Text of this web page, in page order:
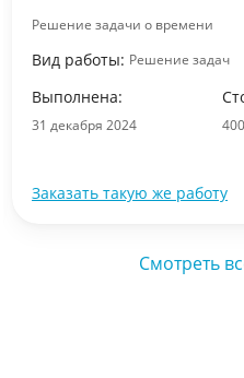
Решение задачи о времени
Вид работы: Решение задач
Выполнена:
31 декабря 2024
Заказать такую же работу
Смотреть